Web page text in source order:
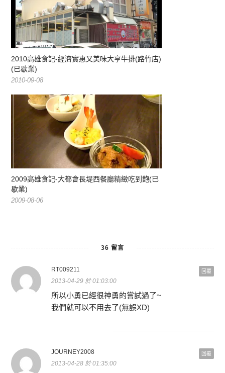
2010高雄食記-經濟實惠又美味大亨牛排(路竹店)
(已歇業)
2010-09-08
2009高雄食記-大都會長堤西餐廳精緻吃到飽(已
歇業)
2009-08-06
36 留言
回覆
RT009211
2013-04-29 於 01:03:00
所以小勇已經很神勇的嘗試過了~
我們就可以不用去了(無誤XD)
回覆
JOURNEY2008
2013-04-28 於 01:35:00